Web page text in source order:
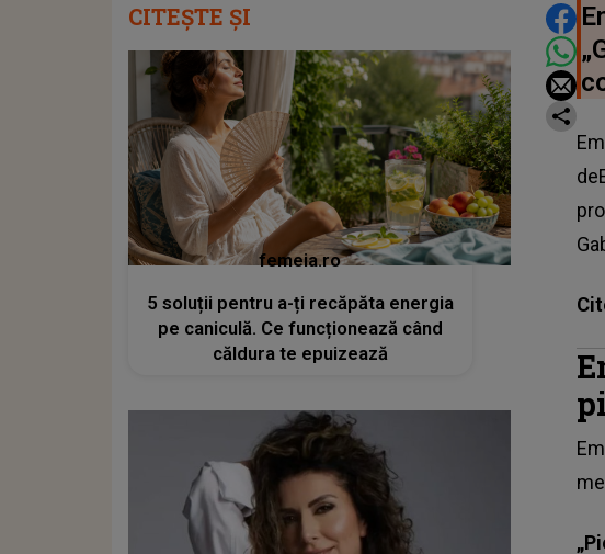
CITEȘTE ȘI
femeia.ro
5 soluții pentru a-ți recăpăta energia
pe caniculă. Ce funcționează când
căldura te epuizează